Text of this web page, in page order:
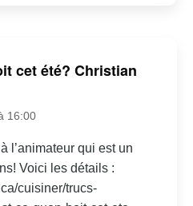
cet été? Christian
16:00
l’animateur qui est un
Voici les détails :
cuisiner/trucs-